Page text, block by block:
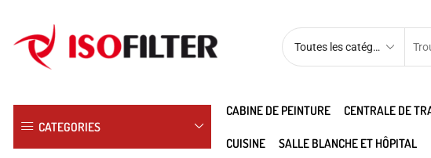
CATEGORIES
CABINE DE PEINTURE CENTRALE DE
CUISINE SALLE BLANCHE ET HÔPITAL